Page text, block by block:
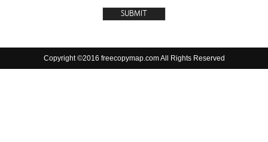
Copyright ©2016 freecopymap.com All Rights Reserved